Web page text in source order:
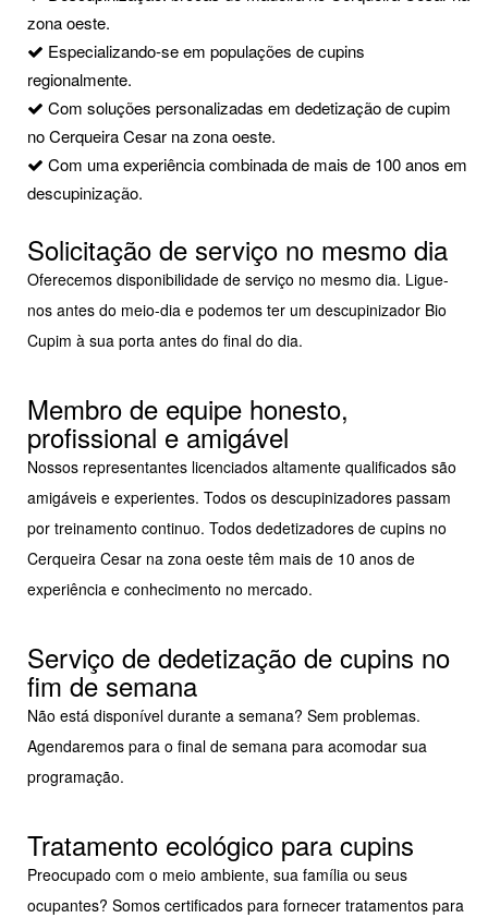
zona oeste.
Especializando-se em populações de cupins
regionalmente.
Com soluções personalizadas em dedetização de cupim
no Cerqueira Cesar na zona oeste.
Com uma experiência combinada de mais de 100 anos em
descupinização.
Solicitação de serviço no mesmo dia
Oferecemos disponibilidade de serviço no mesmo dia. Ligue-
nos antes do meio-dia e podemos ter um descupinizador Bio
Cupim à sua porta antes do final do dia.
Membro de equipe honesto,
profissional e amigável
Nossos representantes licenciados altamente qualificados são
amigáveis e experientes. Todos os descupinizadores passam
por treinamento continuo. Todos dedetizadores de cupins no
Cerqueira Cesar na zona oeste têm mais de 10 anos de
experiência e conhecimento no mercado.
Serviço de dedetização de cupins no
fim de semana
Não está disponível durante a semana? Sem problemas.
Agendaremos para o final de semana para acomodar sua
programação.
Tratamento ecológico para cupins
Preocupado com o meio ambiente, sua família ou seus
ocupantes? Somos certificados para fornecer tratamentos para